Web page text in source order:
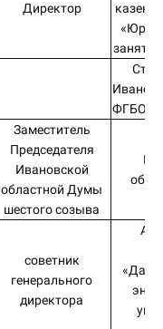
Директор
ФГБОУ
Заместитель
Председателя
Ивановской
областной Думы
шестого созыва
советник
генерального
директора